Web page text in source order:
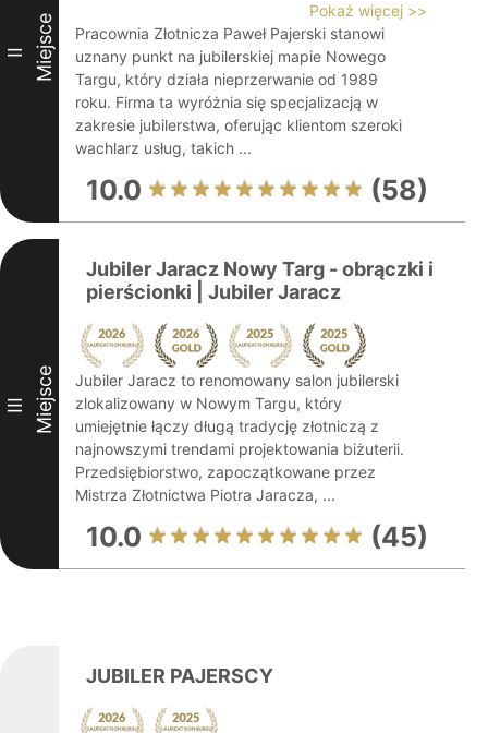
II Miejsce
Pokaż więcej >>
Pracownia Złotnicza Paweł Pajerski stanowi
uznany punkt na jubilerskiej mapie Nowego
Targu, który działa nieprzerwanie od 1989
roku. Firma ta wyróżnia się specjalizacją w
zakresie jubilerstwa, oferując klientom szeroki
wachlarz usług, takich ...
10.0 (58)
III Miejsce
Jubiler Jaracz Nowy Targ - obrączki i
pierścionki | Jubiler Jaracz
Jubiler Jaracz to renomowany salon jubilerski
zlokalizowany w Nowym Targu, który
umiejętnie łączy długą tradycję złotniczą z
najnowszymi trendami projektowania biżuterii.
Przedsiębiorstwo, zapoczątkowane przez
Mistrza Złotnictwa Piotra Jaracza, ...
10.0 (45)
JUBILER PAJERSCY